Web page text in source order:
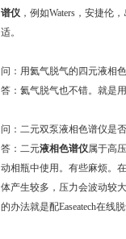
谱仪 ，例如Waters，安捷伦
适。
问：用氦气脱气的四元液相
答：氦气脱气也不错。就是
问：二元双泵液相色谱仪是
答：二元液相色谱仪属于高
动相瓶中使用。有些麻烦。
体产生较多，压力会波动较
的办法就是配Easeatech在线脱